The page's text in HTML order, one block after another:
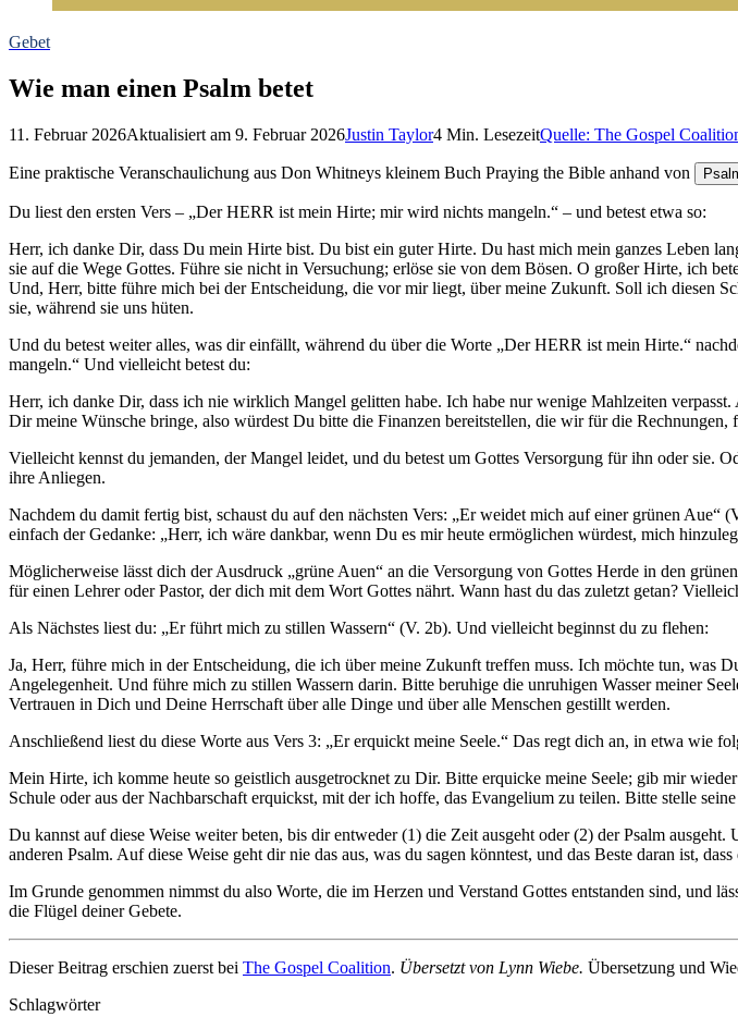
Gebet
Wie man einen Psalm betet
11. Februar 2026Aktualisiert am 9. Februar 2026Justin Taylor4 Min. LesezeitQuelle: The Gospel
Eine praktische Veranschaulichung aus Don Whitneys kleinem Buch Praying the Bible anhand von
Du liest den ersten Vers – „Der HERR ist mein Hirte; mir wird nichts mangeln.“ – und betest etwa so:
Herr, ich danke Dir, dass Du mein Hirte bist. Du bist ein guter Hirte. Du hast mich mein ganzes Leben
sie auf die Wege Gottes. Führe sie nicht in Versuchung; erlöse sie von dem Bösen. O großer Hirte, ich
Und, Herr, bitte führe mich bei der Entscheidung, die vor mir liegt, über meine Zukunft. Soll ich diesen
sie, während sie uns hüten.
Und du betest weiter alles, was dir einfällt, während du über die Worte „Der HERR ist mein Hirte.“
mangeln.“ Und vielleicht betest du:
Herr, ich danke Dir, dass ich nie wirklich Mangel gelitten habe. Ich habe nur wenige Mahlzeiten
Dir meine Wünsche bringe, also würdest Du bitte die Finanzen bereitstellen, die wir für die Rechnungen,
Vielleicht kennst du jemanden, der Mangel leidet, und du betest um Gottes Versorgung für ihn oder sie.
ihre Anliegen.
Nachdem du damit fertig bist, schaust du auf den nächsten Vers: „Er weidet mich auf einer grünen
einfach der Gedanke: „Herr, ich wäre dankbar, wenn Du es mir heute ermöglichen würdest, mich
Möglicherweise lässt dich der Ausdruck „grüne Auen“ an die Versorgung von Gottes Herde in den
für einen Lehrer oder Pastor, der dich mit dem Wort Gottes nährt. Wann hast du das zuletzt getan?
Als Nächstes liest du: „Er führt mich zu stillen Wassern“ (V. 2b). Und vielleicht beginnst du zu flehen:
Ja, Herr, führe mich in der Entscheidung, die ich über meine Zukunft treffen muss. Ich möchte tun,
Angelegenheit. Und führe mich zu stillen Wassern darin. Bitte beruhige die unruhigen Wasser meiner
Vertrauen in Dich und Deine Herrschaft über alle Dinge und über alle Menschen gestillt werden.
Anschließend liest du diese Worte aus Vers 3: „Er erquickt meine Seele.“ Das regt dich an, in etwa wie
Mein Hirte, ich komme heute so geistlich ausgetrocknet zu Dir. Bitte erquicke meine Seele; gib mir
Schule oder aus der Nachbarschaft erquickst, mit der ich hoffe, das Evangelium zu teilen. Bitte stelle
Du kannst auf diese Weise weiter beten, bis dir entweder (1) die Zeit ausgeht oder (2) der Psalm
anderen Psalm. Auf diese Weise geht dir nie das aus, was du sagen könntest, und das Beste daran ist,
Im Grunde genommen nimmst du also Worte, die im Herzen und Verstand Gottes entstanden sind, und
die Flügel deiner Gebete.
Dieser Beitrag erschien zuerst bei The Gospel Coalition. Übersetzt von Lynn Wiebe. Übersetzung und
Schlagwörter